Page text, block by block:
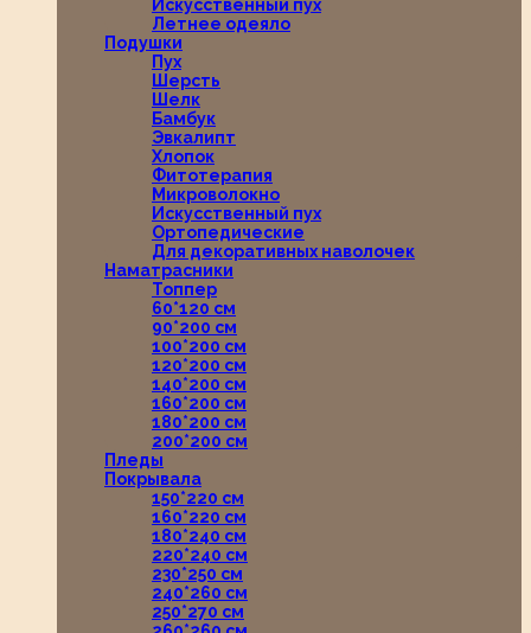
Искусственный пух
Летнее одеяло
Подушки
Пух
Шерсть
Шелк
Бамбук
Эвкалипт
Хлопок
Фитотерапия
Микроволокно
Искусственный пух
Ортопедические
Для декоративных наволочек
Наматрасники
Топпер
60*120 см
90*200 см
100*200 см
120*200 см
140*200 см
160*200 см
180*200 см
200*200 см
Пледы
Покрывала
150*220 см
160*220 см
180*240 см
220*240 см
230*250 см
240*260 см
250*270 см